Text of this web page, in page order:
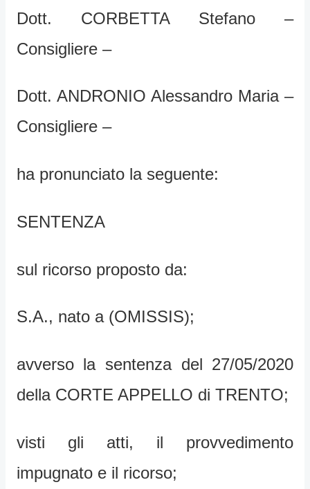
Dott. CORBETTA Stefano –
Consigliere –
Dott. ANDRONIO Alessandro Maria –
Consigliere –
ha pronunciato la seguente:
SENTENZA
sul ricorso proposto da:
S.A., nato a (OMISSIS);
avverso la sentenza del 27/05/2020
della CORTE APPELLO di TRENTO;
visti gli atti, il provvedimento
impugnato e il ricorso;